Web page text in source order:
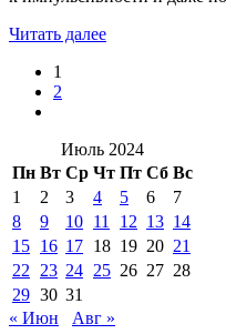
Читать далее
1
2
Июль 2024
Пн Вт Ср Чт Пт Сб Вс
1
2 3 4 5 6
7
8
9 10 11 12 13 14
15 16 17 18 19 20 21
22
23 24 25 26 27 28
29 30 31
« Июн
Авг »